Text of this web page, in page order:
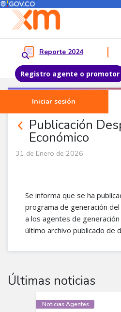
Pasar al contenido principal
Menú del Usuario
Reporte 2024
Registro agente o promotor
Iniciar sesión
Publicación
Económico
Comunicados
31 de Enero de 2026
Se informa que se ha
programa de generación
a los agentes de
último archivo publicado de
Últimas noticias
Noticias Agentes